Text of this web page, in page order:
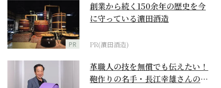
PR
創業から続く150余年の歴史を今
に守っている濵田酒造
PR(濵田酒造)
革職人の技を無償でも伝えたい！
鞄作りの名手・長江幸雄さんの第